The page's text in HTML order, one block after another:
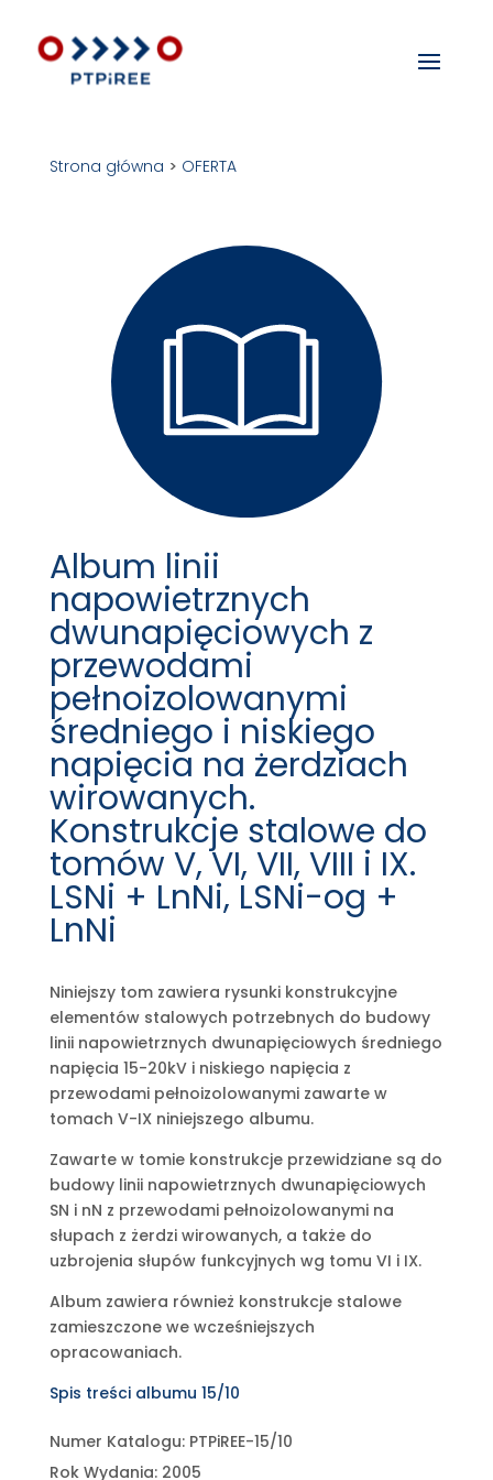
Strona główna > OFERTA
Album linii
napowietrznych
dwunapięciowych z
przewodami
pełnoizolowanymi
średniego i niskiego
napięcia na żerdziach
wirowanych.
Konstrukcje stalowe do
tomów V, VI, VII, VIII i IX.
LSNi + LnNi, LSNi-og +
LnNi
Niniejszy tom zawiera rysunki konstrukcyjne
elementów stalowych potrzebnych do budowy
linii napowietrznych dwunapięciowych średniego
napięcia 15-20kV i niskiego napięcia z
przewodami pełnoizolowanymi zawarte w
tomach V-IX niniejszego albumu.
Zawarte w tomie konstrukcje przewidziane są do
budowy linii napowietrznych dwunapięciowych
SN i nN z przewodami pełnoizolowanymi na
słupach z żerdzi wirowanych, a także do
uzbrojenia słupów funkcyjnych wg tomu VI i IX.
Album zawiera również konstrukcje stalowe
zamieszczone we wcześniejszych
opracowaniach.
Spis treści albumu 15/10
Numer Katalogu: PTPiREE-15/10
Rok Wydania: 2005